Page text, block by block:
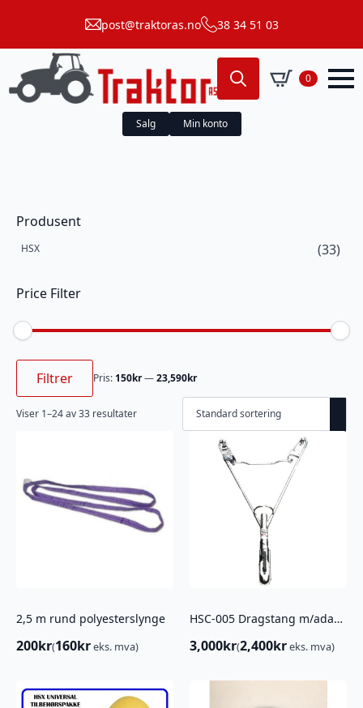
post@traktoras.no 38 34 51 03
Search
for:
0
Salg Min konto
Produsent
HSX (33)
Price Filter
Min.
Makspris
Filtrer Pris: 150kr—23,590kr
Viser 1–24 av 33 resultater
2,5 m rund polyesterslynge
200kr(160kreks. mva)
HSC-005 Dragstang m/adapter kompl for ATV
3,000kr(2,400kreks. mva)